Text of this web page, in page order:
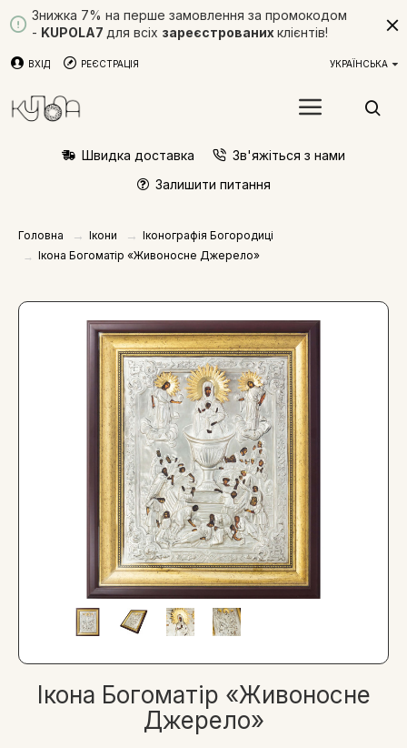
Знижка 7% на перше замовлення за промокодом
- KUPOLA7 для всіх зареєстрованих клієнтів!
ВХІД РЕЄСТРАЦІЯ УКРАЇНСЬКА
Швидка доставка
Зв'яжіться з нами
Залишити питання
Головна Ікони
Іконографія Богородиці
Ікона Богоматір «Живоносне Джерело»
Ікона Богоматір «Живоносне
Джерело»